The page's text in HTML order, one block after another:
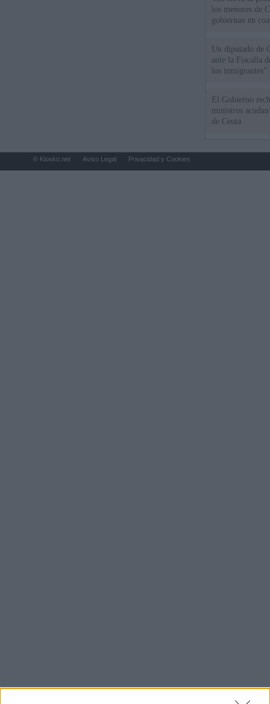
los menores de
gobiernan en
Un diputado de
ante la Fiscalía
los inmigrantes”
El Gobierno
ministros
de Ceuta
© Kiosko.net Aviso Legal Privacidad y Cookies